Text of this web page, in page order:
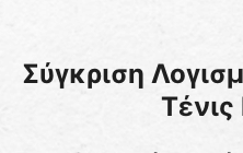
Σύγκριση